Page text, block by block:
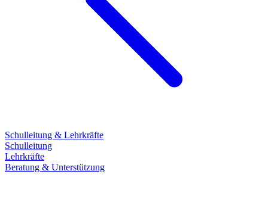
Schulleitung & Lehrkräfte
Schulleitung
Lehrkräfte
Beratung & Unterstützung